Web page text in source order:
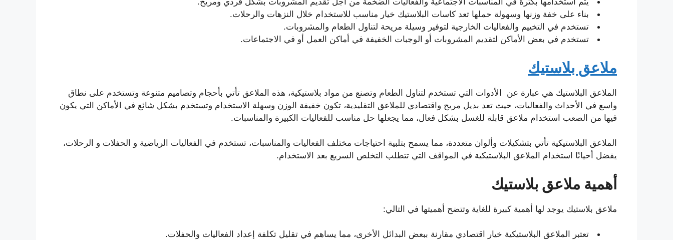
بناء على خفة وزنها وسهولة حملها تعد كاسات البلاستيك خيار مناسب للاستخدام خلال النزهات والرحلات.
تستخدم في التخييم والفعاليات الخارجية لتوفير وسيلة مريحة لتناول الطعام والمشروبات.
تستخدم في بعض الأماكن لتقديم المشروبات أو الوجبات الخفيفة في أماكن العمل أو في الاجتماعات.
ملاعق بلاستيك
الملاعق البلاستيك هي عبارة عن الأدوات التي تستخدم لتناول الطعام وتصنع من مواد بلاستيكية، هذه الملاعق تأتي بأحجام وتصاميم متنوعة وتستخدم على نطاق
واسع في الأحداث والفعاليات، حيث تعد بديل مريح واقتصادي للملاعق التقليدية، تكون خفيفة الوزن وسهلة الاستخدام وتستخدم بشكل شائع في الأماكن التي يكون
فيها من الصعب استخدام ملاعق قابلة للغسل بشكل فعال، مما يجعلها حل مناسب للفعاليات الكبيرة والمناسبات.
الملاعق البلاستيكية تأتي بتشكيلات وألوان متعددة، مما يسمح بتلبية احتياجات مختلف الفعاليات والمناسبات، تستخدم في الفعاليات الرياضية و الحفلات و الرحلات،
يفضل أحيانًا استخدام الملاعق البلاستيكية في المواقف التي تتطلب التخلص السريع بعد الاستخدام.
أهمية ملاعق بلاستيك
ملاعق بلاستيك يوجد لها أهمية كبيرة للغاية وتتضح أهميتها في التالي:
تعتبر الملاعق البلاستيكية خيار اقتصادي مقارنة ببعض البدائل الأخرى، مما يساهم في تقليل تكلفة إعداد الفعاليات والحفلات.